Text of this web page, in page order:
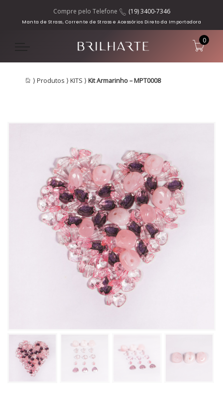
Compre pelo Telefone (19) 3400-7346
Manta de Strass, Corrente de Strass e Acessórios Direto da Importadora
0
⟩ Produtos ⟩ KITS ⟩ Kit Armarinho – MPT0008